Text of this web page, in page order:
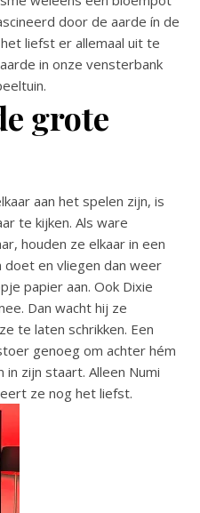
door de aarde ín de
liefst er allemaal uit te
in onze vensterbank
grote
aan het spelen zijn, is
te kijken. Als ware
houden ze elkaar in een
en vliegen dan weer
papier aan. Ook Dixie
Dan wacht hij ze
te laten schrikken. Een
genoeg om achter hém
in zijn staart. Alleen Numi
ze nog het liefst.